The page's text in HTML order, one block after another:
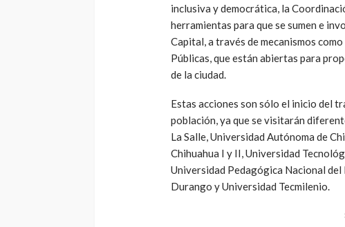
inclusiva y democrática, la
herramientas para que se sumen e
Capital, a través de mecanismos
Públicas, que están abiertas para
de la ciudad.
Estas acciones son sólo el inicio del
población, ya que se visitarán
La Salle, Universidad Autónoma de
Chihuahua I y II, Universidad
Universidad Pedagógica Nacional del
Durango y Universidad Tecmilenio.